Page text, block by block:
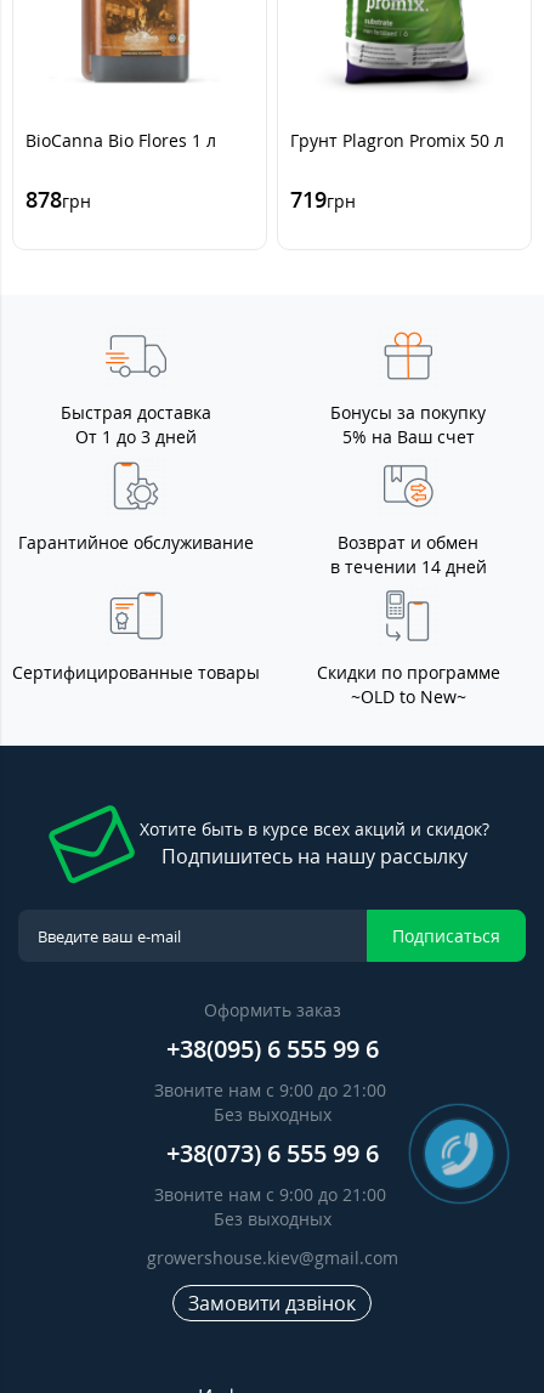
BioCanna Bio Flores 1 л
878грн
Грунт Plagron Promix 50 л
719грн
Быстрая доставка
От 1 до 3 дней
Бонусы за покупку
5% на Ваш счет
Гарантийное обслуживание
Возврат и обмен
в течении 14 дней
Сертифицированные товары
Скидки по программе
~OLD to New~
Хотите быть в курсе всех акций и скидок?
Подпишитесь на нашу рассылку
Подписаться
Оформить заказ
+38(095) 6 555 99 6
Звоните нам с 9:00 до 21:00
Без выходных
+38(073) 6 555 99 6
Звоните нам с 9:00 до 21:00
Без выходных
growershouse.kiev@gmail.com
Замовити дзвінок